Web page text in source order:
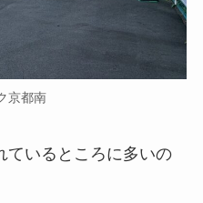
京都南
ているところに多いの